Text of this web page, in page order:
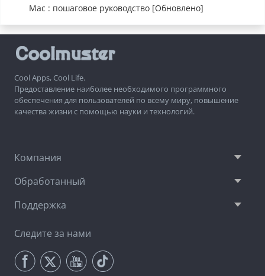
Mac : пошаговое руководство [Обновлено]
Cool Apps, Cool Life.
Предоставление наиболее необходимого программного
обеспечения для пользователей по всему миру, повышение
качества жизни с помощью науки и технологий.
Компания
Обработанный
Поддержка
Следите за нами